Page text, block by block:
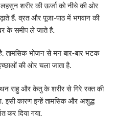
लहसुन शरीर की ऊर्जा को नीचे की ओर
हैं. व्रत और पूजा-पाठ में भगवान की
के समीप ले जाते है.
तामसिक भोजन से मन बार-बार भटक
की ओर चला जाता है.
राहु और केतु के शरीर से गिरे रक्त की
कारण इन्हें तामसिक और अशुद्ध
कर दिया गया.